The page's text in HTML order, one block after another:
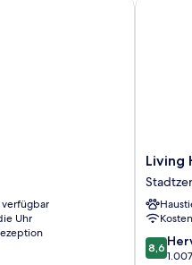
verfügbar
Uhr
Living
Hotel
von
Living
8.6
von
8,6